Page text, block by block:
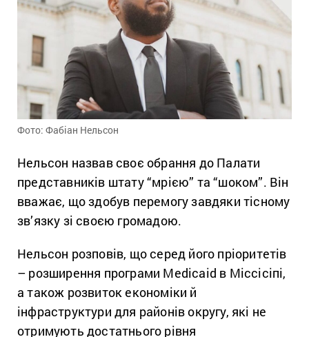
Фото: Фабіан Нельсон
Нельсон назвав своє обрання до Палати
представників штату “мрією” та “шоком”. Він
вважає, що здобув перемогу завдяки тісному
зв’язку зі своєю громадою.
Нельсон розповів, що серед його пріоритетів
– розширення програми Medicaid в Міссісіпі,
а також розвиток економіки й
інфраструктури для районів округу, які не
отримують достатнього рівня